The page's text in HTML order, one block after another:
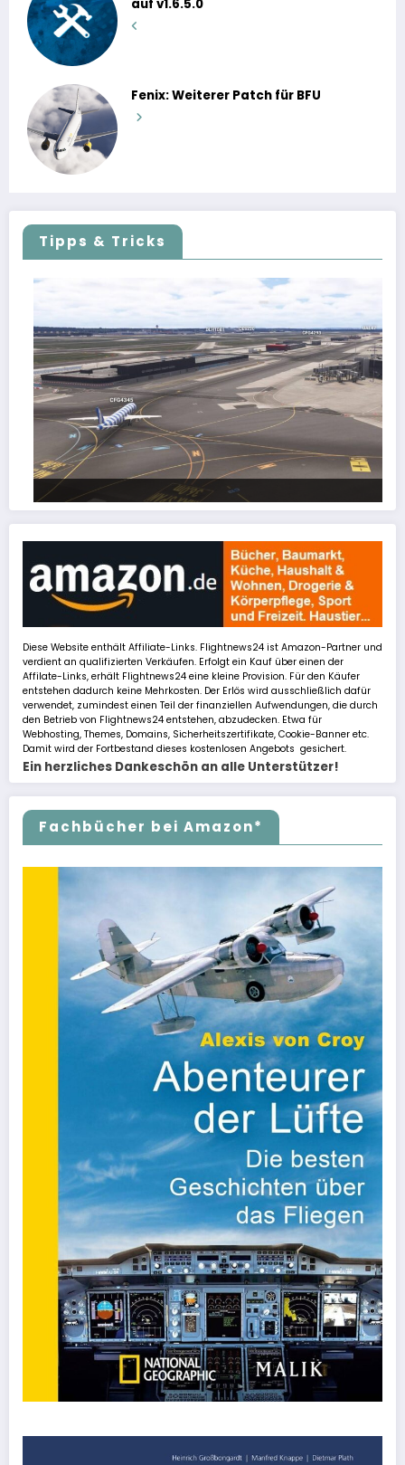
auf v1.6.5.0
Fenix: Weiterer Patch für BFU
Tipps & Tricks
FSLTL Traffic: Tipps und Tricks, damit es klappt!
Diese Website enthält Affiliate-Links. Flightnews24 ist Amazon-Partner und
verdient an qualifizierten Verkäufen. Erfolgt ein Kauf über einen der
Affilate-Links, erhält Flightnews24 eine kleine Provision. Für den Käufer
entstehen dadurch keine Mehrkosten. Der Erlös wird ausschließlich dafür
verwendet, zumindest einen Teil der finanziellen Aufwendungen, die durch
den Betrieb von Flightnews24 entstehen, abzudecken. Etwa für
Webhosting, Themes, Domains, Sicherheitszertifikate, Cookie-Banner etc.
Damit wird der Fortbestand dieses kostenlosen Angebots gesichert.
Ein herzliches Dankeschön an alle Unterstützer!
Fachbücher bei Amazon*